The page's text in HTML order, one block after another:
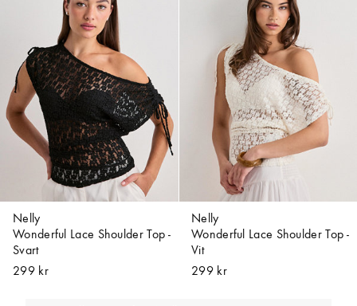
Nelly
Wonderful Lace Shoulder Top -
Svart
299 kr
Nelly
Wonderful Lace Shoulder Top -
Vit
299 kr